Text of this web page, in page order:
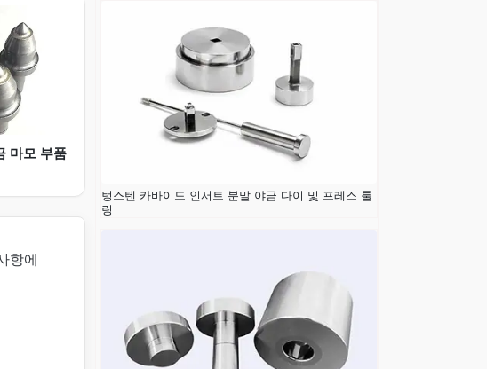
마모 부품
항에
텅스텐 카바이드 인서트 분말 야금 다이 및 프레스 툴
링